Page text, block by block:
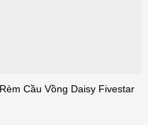
Rèm Cầu Vồng Daisy Fivestar